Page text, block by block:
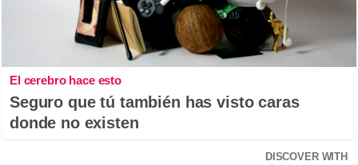
El cerebro hace esto
Seguro que tú también has visto caras
donde no existen
DISCOVER WITH